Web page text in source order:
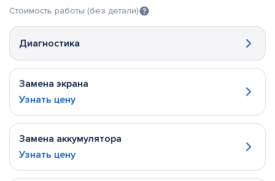
Стоимость работы (без детали)
Диагностика
Замена экрана
Узнать цену
Замена аккумулятора
Узнать цену